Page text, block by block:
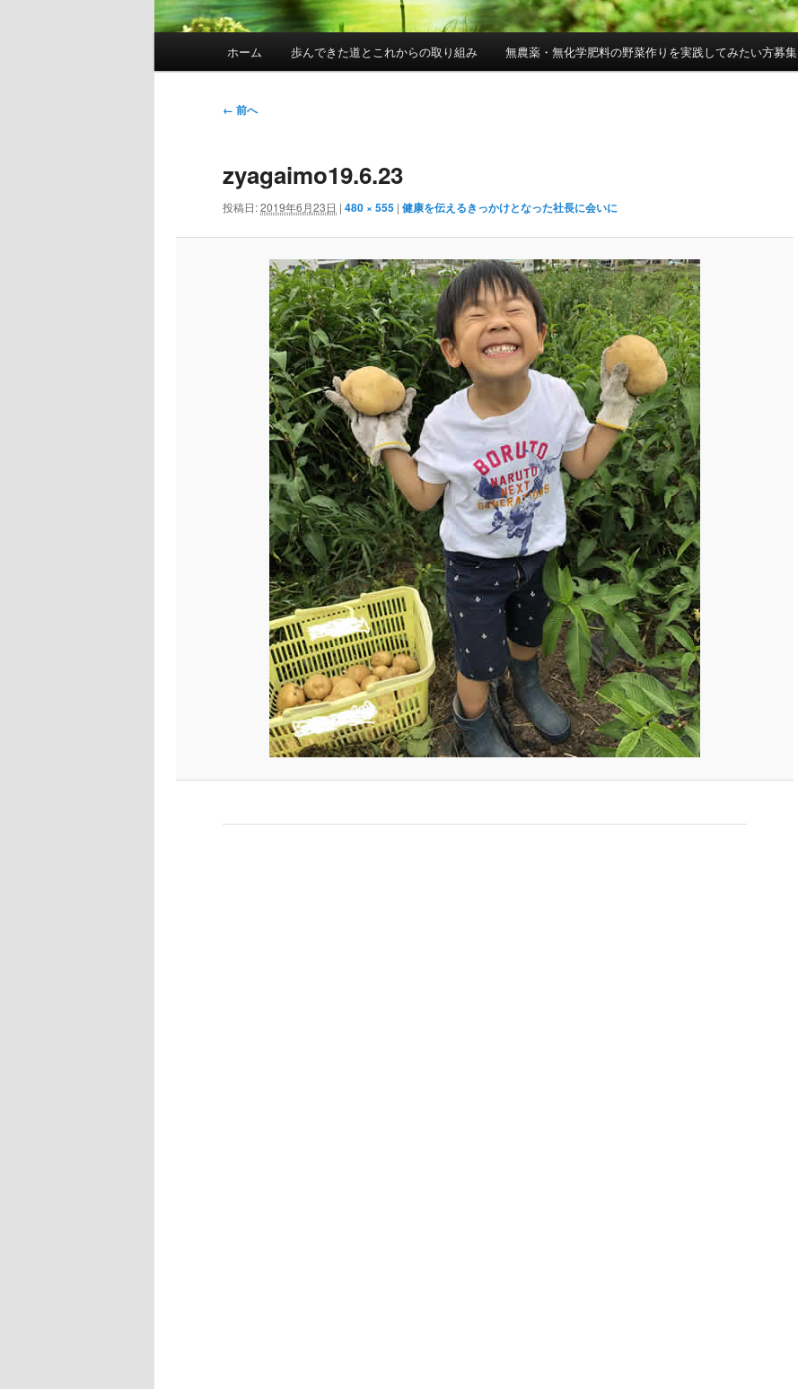
ホーム 歩んできた道とこれからの取り組み 無農薬・無化学肥料の野菜作りを実践してみたい方募集
画
ビ
ー
シ
← 前へ
zyagaimo19.6.23
投稿日:2019年6月23日 | 480 × 555 | 健康を伝えるきっかけとなった社長に会いに